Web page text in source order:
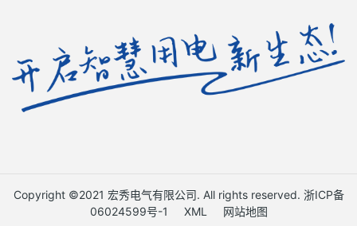
Copyright ©2021 宏秀电气有限公司. All rights reserved. 浙ICP备
06024599号-1
XML 网站地图